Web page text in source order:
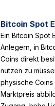
Bitcoin Spot
Ein Bitcoin Spot
Anlegern, in
Coins direkt
nutzen zu
physische
Marktpreis